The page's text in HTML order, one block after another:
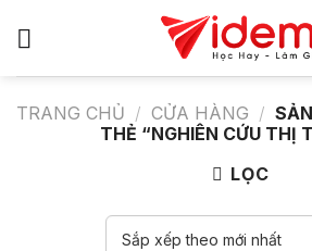
TRANG CHỦ / CỬA HÀNG /
THẺ “NGHIÊN CỨU THỊ
LỌC